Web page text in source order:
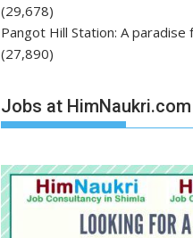
(29,678)
Pangot Hill Station: A
(27,890)
Jobs at HimNaukri.com